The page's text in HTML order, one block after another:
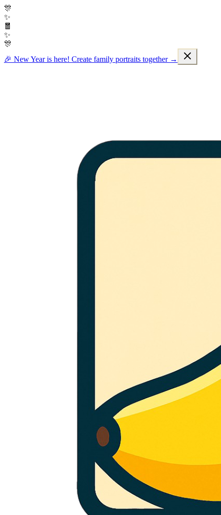
🎊
✨
🧧
✨
🎊
🎉 New Year is here! Create family portraits together →